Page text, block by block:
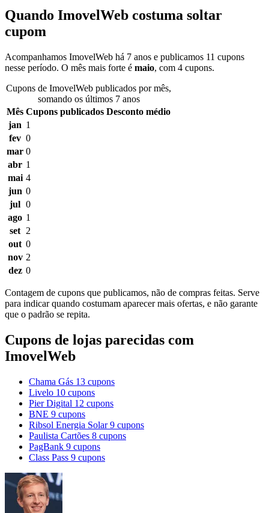
Quando ImovelWeb costuma soltar
cupom
Acompanhamos ImovelWeb há 7 anos e publicamos 11 cupons
nesse período. O mês mais forte é maio, com 4 cupons.
Cupons de ImovelWeb publicados por mês,
somando os últimos 7 anos
Mês Cupons publicados Desconto médio
jan 1
fev 0
mar 0
abr 1
mai 4
jun 0
jul 0
ago 1
set 2
out 0
nov 2
dez 0
Contagem de cupons que publicamos, não de compras feitas. Serve
para indicar quando costumam aparecer mais ofertas, e não garante
que o padrão se repita.
Cupons de lojas parecidas com
ImovelWeb
Chama Gás 13 cupons
Livelo 10 cupons
Pier Digital 12 cupons
BNE 9 cupons
Ribsol Energia Solar 9 cupons
Paulista Cartões 8 cupons
PagBank 9 cupons
Class Pass 9 cupons